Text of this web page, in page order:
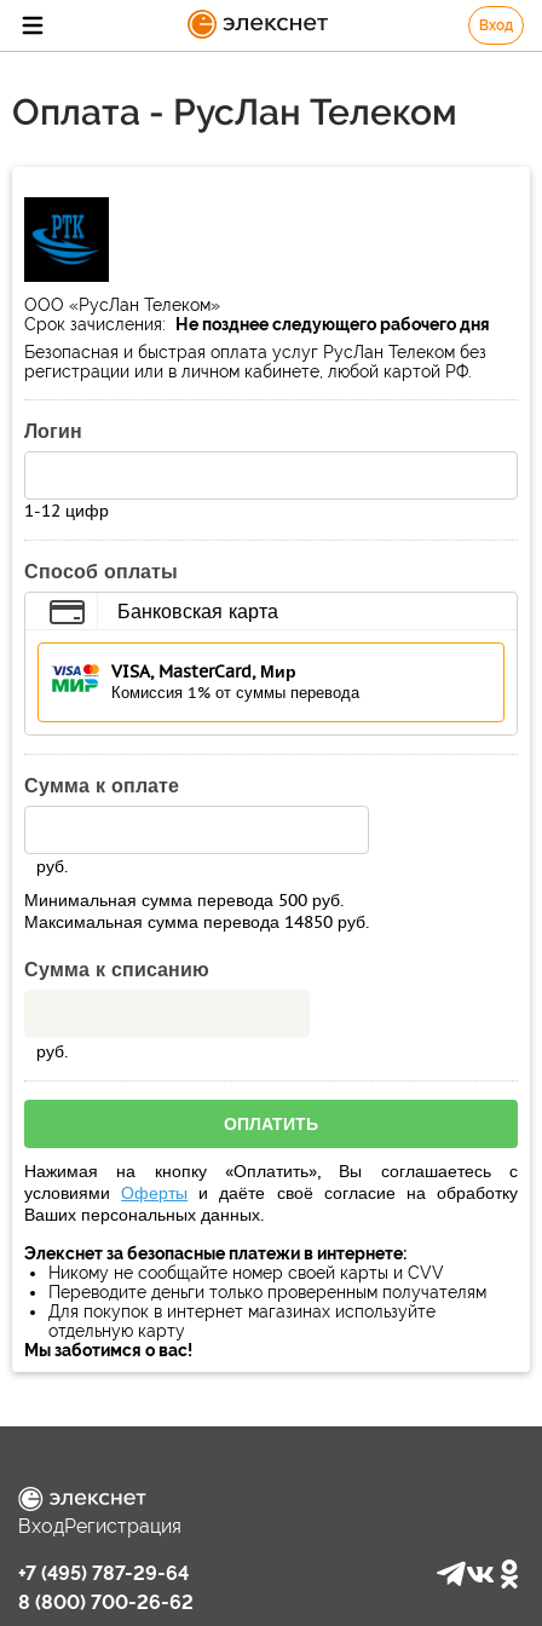
Вход
Оплата - РусЛан Телеком
ООО «РусЛан Телеком»
Срок зачисления:
Не позднее следующего рабочего дня
Безопасная и быстрая оплата услуг РусЛан Телеком без
регистрации или в личном кабинете, любой картой РФ.
Логин
1-12 цифр
Способ оплаты
Банковская карта
VISA, MasterCard, Мир
Комиссия 1% от суммы перевода
Сумма к оплате
руб.
Минимальная сумма перевода 500 руб.
Максимальная сумма перевода 14850 руб.
Сумма к списанию
руб.
Нажимая на кнопку «Оплатить», Вы соглашаетесь с
условиямиОферты и даёте своё согласиена обработку
Ваших персональных данных.
Элекснет за безопасные платежи в интернете:
Никому не сообщайте номер своей карты и CVV
Переводите деньги только проверенным получателям
Для покупок в интернет магазинах используйте
отдельную карту
Мы заботимся о вас!
ВходРегистрация
+7 (495) 787-29-64
8 (800) 700-26-62